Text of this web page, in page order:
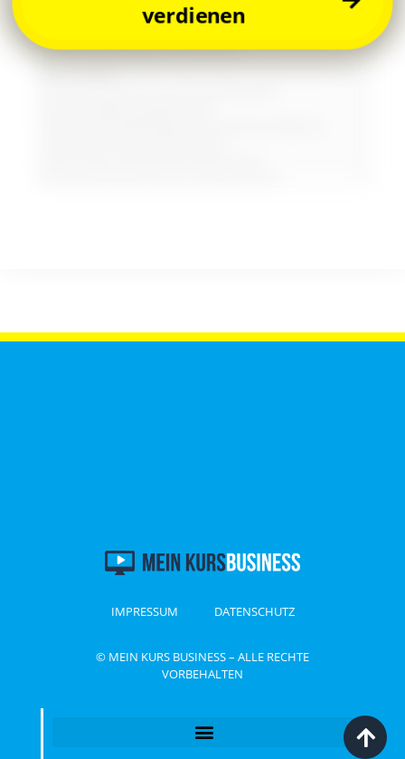
verdienen
IMPRESSUM DATENSCHUTZ
© MEIN KURS BUSINESS – ALLE RECHTE
VORBEHALTEN